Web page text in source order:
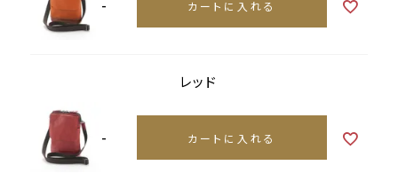
- カートに入れる
レッド
- カートに入れる